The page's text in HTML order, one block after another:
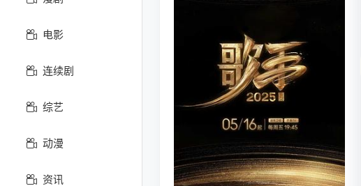
电影
连续剧
综艺
动漫
资讯